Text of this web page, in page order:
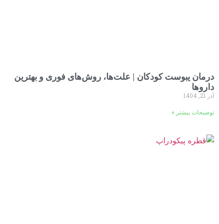
درمان یبوست کودکان | علت‌ها، روش‌های فوری و بهترین
داروها
آذر 21, 1404
توضیحات بیشتر »